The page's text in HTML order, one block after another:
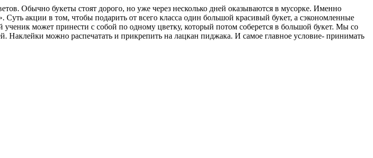
Обычно букеты стоят дорого, но уже через несколько дней оказываются в мусорке. Именно
акции в том, чтобы подарить от всего класса один большой красивый букет, а сэкономленные
может принести с собой по одному цветку, который потом соберется в большой букет. Мы со
Наклейки можно распечатать и прикрепить на лацкан пиджака. И самое главное условие- принимать